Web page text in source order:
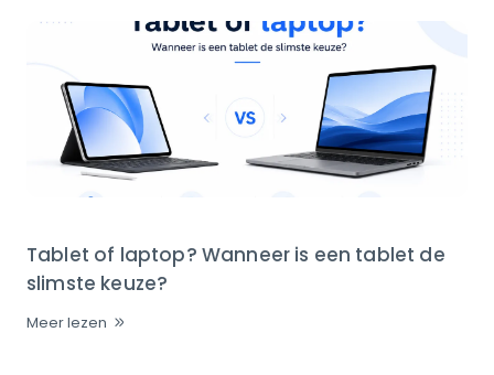
Tablet of laptop? Wanneer is een tablet de
slimste keuze?
Meer lezen